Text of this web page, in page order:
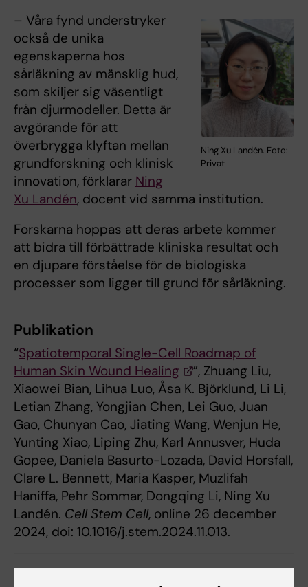
Ning Xu Landén. Foto:
Privat
– Våra fynd understryker
också de unika
egenskaperna hos
sårläkning av mänsklig hud,
som skiljer sig väsentligt
från djurmodeller. Detta är
avgörande för att
överbrygga klyftan mellan
grundforskning och klinisk
innovation, förklarar Ning
Xu Landén, docent vid samma institution.
Forskarna hoppas att deras arbete kommer
att bidra till förbättrade kliniska resultat och
en djupare förståelse för de biologiska
processer som ligger till grund för sårläkning.
Publikation
“Spatiotemporal Single-Cell Roadmap of
Human Skin Wound Healing
”, Zhuang Liu,
Xiaowei Bian, Lihua Luo, Åsa K. Björklund, Li Li,
Letian Zhang, Yongjian Chen, Lei Guo, Juan
Gao, Chunyan Cao, Jiating Wang, Wenjun He,
Yunting Xiao, Liping Zhu, Karl Annusver, Huda
Gopee, Daniela Basurto-Lozada, David Horsfall,
Clare L. Bennett, Maria Kasper, Muzlifah
Haniffa, Pehr Sommar, Dongqing Li, Ning Xu
Landén. Cell Stem Cell, online 26 december
2024, doi: 10.1016/j.stem.2024.11.013.